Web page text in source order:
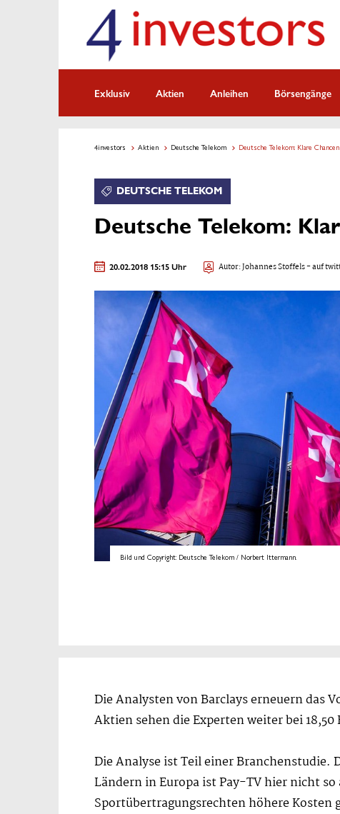
Exklusiv Aktien Anleihen Börsengänge
4investors Aktien Deutsche Telekom Deutsche Telekom: Klare Chancen
DEUTSCHE TELEKOM
Deutsche Telekom:
20.02.2018 15:15 Uhr Autor:Johannes Stoffels- auf
Bild und Copyright: Deutsche Telekom / Norbert Ittermann.
Die Analysten von Barclays erneuern das
Aktien sehen die Experten weiter bei 18,50
Die Analyse ist Teil einer Branchenstudie.
Ländern in Europa ist Pay-TV hier nicht
Sportübertragungsrechten höhere Kosten